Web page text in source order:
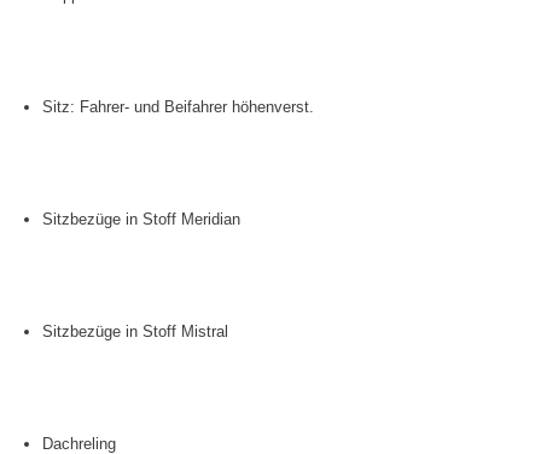
Sitz: Fahrer- und Beifahrer höhenverst.
Sitzbezüge in Stoff Meridian
Sitzbezüge in Stoff Mistral
Dachreling